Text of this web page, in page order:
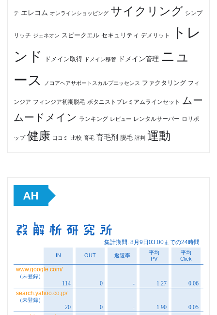
テ エレコム オンラインショッピング サイクリング シンプ
リッチ ジェネオン スピークエル セキュリティ デメリット
トレ
ンド
ドメイン取得 ドメイン移管 ドメイン管理 ニュ
ース
ノコアヘアサポートスカルプエッセンス ファクタリング フィ
ンジア フィンジア初期脱毛 ボタニストプレミアムラインセット ムー
ムードメイン ランキング レビュー レンタルサーバー ロリポ
ップ 健康 口コミ 比較 育毛 育毛剤 脱毛 評判 運動
AH